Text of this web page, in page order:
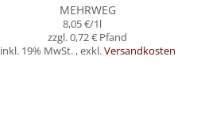
MEHRWEG
8,05 €/1l
0,72 €
inkl. 19% MwSt.,exkl.Versandkosten